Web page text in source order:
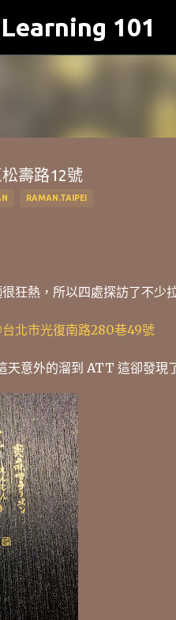
跳到主要
101
壽路12號
RAMAN.TAIPEI
狂熱，所以四處探訪了不少
北市光復南路280巷49號
天意外的溜到 ATT 這卻發現